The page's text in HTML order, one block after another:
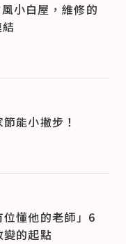
小白屋，維修的
能小撇步！
位懂他的老師」6
的起點